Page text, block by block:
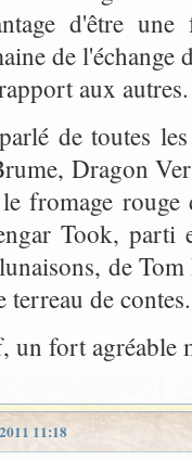
d'être
de l'échange
aux
de toutes
Dragon
fromage rouge
Took, parti
de
terreau de contes.
un fort agréable
11:18